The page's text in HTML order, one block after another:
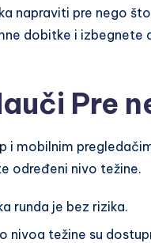
napraviti pre nego
dobitke i izbegnete
Pre
i mobilnim
određeni nivo težine.
runda je bez rizika.
nivoa težine su